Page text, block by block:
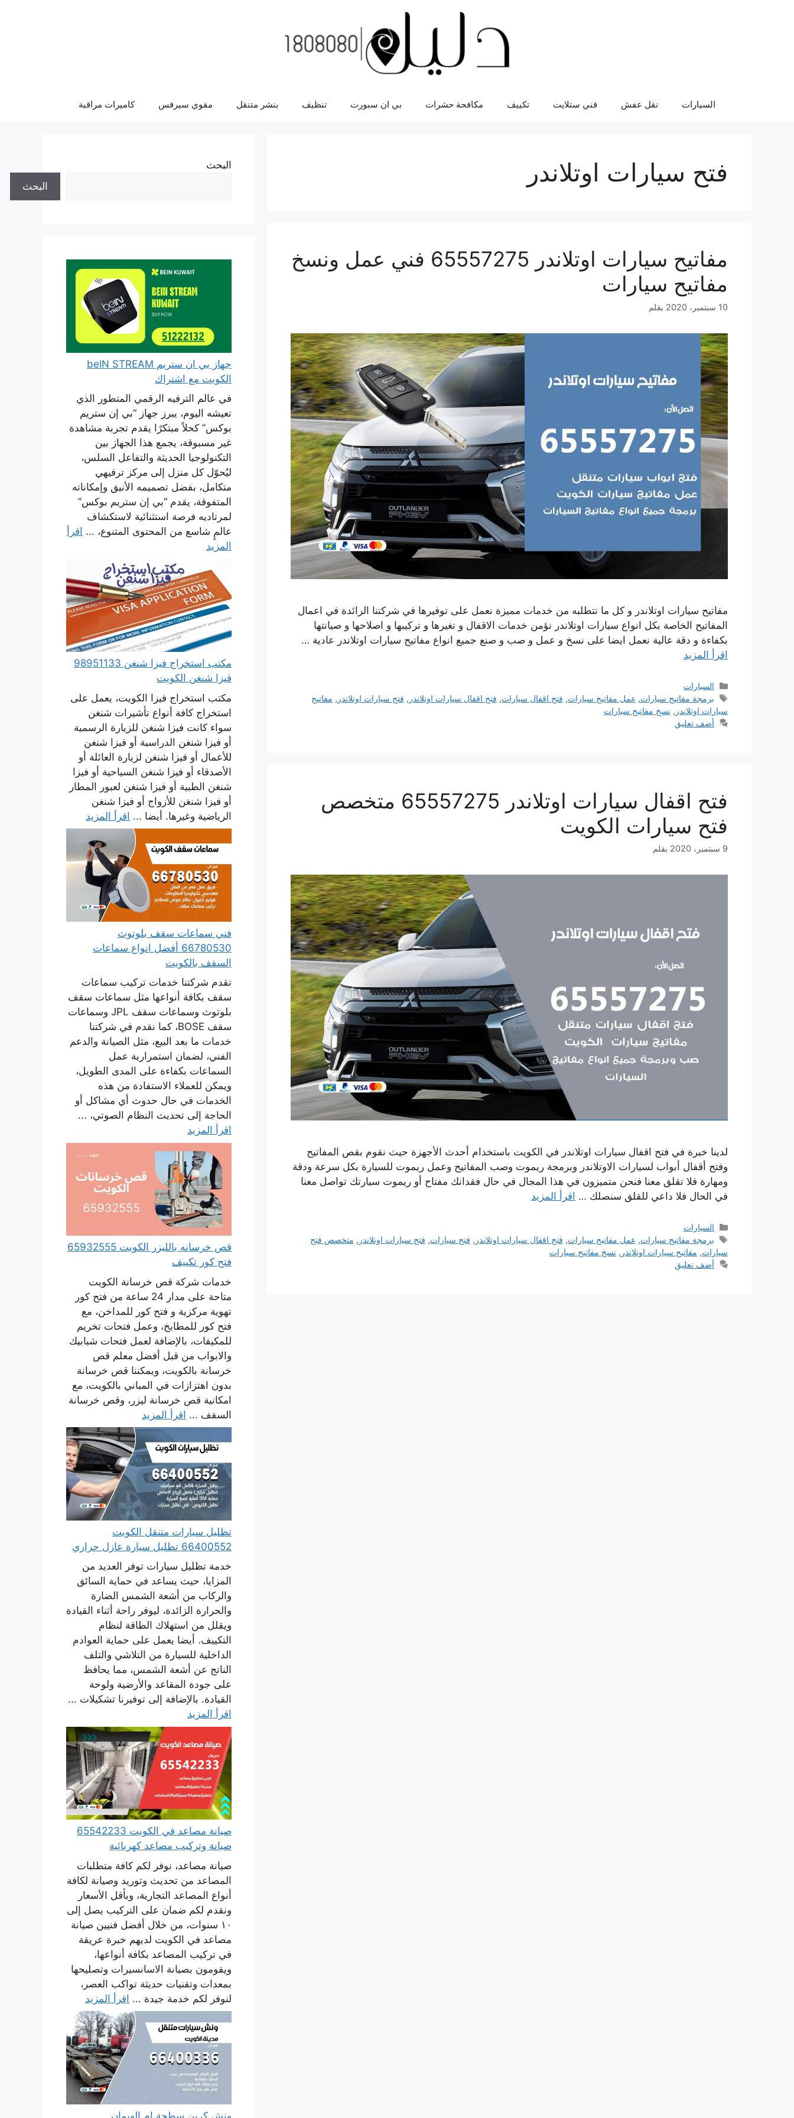
السيارات نقل عفش فني ستلايت تكييف مكافحة حشرات بي ان سبورت تنظيف بنشر متنقل مقوي سيرفس كاميرات مراقبة
فتح سيارات اوتلاندر
مفاتيح سيارات اوتلاندر 65557275 فني عمل ونسخ
مفاتيح سيارات
10 سبتمبر، 2020 بقلم
مفاتيح سيارات اوتلاندر و كل ما تتطلبه من خدمات مميزة نعمل على توفيرها في شركتنا الرائدة في اعمال
المفاتيح الخاصة بكل انواع سيارات اوتلاندر نؤمن خدمات الاقفال و تغيرها و تركيبها و اصلاحها و صيانتها
بكفاءة و دقة عالية نعمل ايضا على نسخ و عمل و صب و صنع جميع انواع مفاتيح سيارات اوتلاندر عادية …
اقرأ المزيد
التصنيفات
السيارات
الوسوم
برمجة مفاتيح سيارات, عمل مفاتيح سيارات, فتح اقفال سيارات, فتح اقفال سيارات اوتلاندر , فتح سيارات اوتلاندر , مفاتيح
سيارات اوتلاندر , نسخ مفاتيح سيارات
أضف تعليق
فتح اقفال سيارات اوتلاندر 65557275 متخصص
فتح سيارات الكويت
9 سبتمبر، 2020 بقلم
لدينا خبرة في فتح اقفال سيارات اوتلاندر في الكويت باستخدام أحدث الأجهزة حيث نقوم بقص المفاتيح
وفتح أقفال أبواب لسيارات الاوتلاندر وبرمجة ريموت وصب المفاتيح وعمل ريموت للسيارة بكل سرعة ودقة
ومهارة فلا تقلق معنا فنحن متميزون في هذا المجال في حال فقدانك مفتاح أو ريموت سيارتك تواصل معنا
في الحال فلا داعي للقلق سنصلك … اقرأ المزيد
التصنيفات
السيارات
الوسوم
برمجة مفاتيح سيارات, عمل مفاتيح سيارات, فتح اقفال سيارات اوتلاندر , فتح سيارات, فتح سيارات اوتلاندر , متخصص فتح
سيارات, مفاتيح سيارات اوتلاندر , نسخ مفاتيح سيارات
أضف تعليق
البحث
البحث
جهاز بي ان ستريم beIN STREAM
الكويت مع اشتراك
في عالم الترفيه الرقمي المتطور الذي
تعيشه اليوم، يبرز جهاز “بي إن ستريم
بوكس” كحلاً مبتكرًا يقدم تجربة مشاهدة
غير مسبوقة، يجمع هذا الجهاز بين
التكنولوجيا الحديثة والتفاعل السلس،
ليُحوّل كل منزل إلى مركز ترفيهي
متكامل، بفضل تصميمه الأنيق وإمكاناته
المتفوقة، يقدم “بي إن ستريم بوكس”
لمرتاديه فرصة استثنائية لاستكشاف
عالمٍ شاسع من المحتوى المتنوع، ... اقرأ
المزيد
مكتب استخراج فيزا شنغن 98951133
فيزا شنغن الكويت
مكتب استخراج فيزا الكويت، يعمل على
استخراج كافة أنواع تأشيرات شنغن
سواء كانت فيزا شنغن للزيارة الرسمية
أو فيزا شنغن الدراسية أو فيزا شنغن
للأعمال أو فيزا شنغن لزيارة العائلة أو
الأصدقاء أو فيزا شنغن السياحية أو فيزا
شنغن الطبية أو فيزا شنغن لعبور المطار
أو فيزا شنغن للأزواج أو فيزا شنغن
الرياضية وغيرها. أيضا ... اقرأ المزيد
فني سماعات سقف بلوتوث
66780530 أفضل انواع سماعات
السقف بالكويت
تقدم شركتنا خدمات تركيب سماعات
سقف بكافة أنواعها مثل سماعات سقف
بلوتوث وسماعات سقف JPL وسماعات
سقف BOSE، كما نقدم في شركتنا
خدمات ما بعد البيع، مثل الصيانة والدعم
الفني، لضمان استمرارية عمل
السماعات بكفاءة على المدى الطويل،
ويمكن للعملاء الاستفادة من هذه
الخدمات في حال حدوث أي مشاكل أو
الحاجة إلى تحديث النظام الصوتي، ...
اقرأ المزيد
قص خرسانه بالليزر الكويت 65932555
فتح كور تكييف
خدمات شركة قص خرسانة الكويت
متاحة على مدار 24 ساعة من فتح كور
تهوية مركزية و فتح كور للمداخن، مع
فتح كور للمطابخ، وعمل فتحات تخريم
للمكيفات، بالإضافة لعمل فتحات شبابيك
والابواب من قبل أفضل معلم قص
خرسانة بالكويت، ويمكننا قص خرسانة
بدون اهتزازات في المباني بالكويت، مع
امكانية قص خرسانة ليزر، وقص خرسانة
السقف ... اقرأ المزيد
تظليل سيارات متنقل الكويت
66400552 تظليل سيارة عازل حراري
خدمة تظليل سيارات توفر العديد من
المزايا، حيث يساعد في حماية السائق
والركاب من أشعة الشمس الضارة
والحرارة الزائدة، ليوفر راحة أثناء القيادة
ويقلل من استهلاك الطاقة لنظام
التكييف. أيضا يعمل على حماية العوادم
الداخلية للسيارة من التلاشي والتلف
الناتج عن أشعة الشمس، مما يحافظ
على جودة المقاعد والأرضية ولوحة
القيادة. بالإضافة إلى توفيرنا تشكيلات ...
اقرأ المزيد
صيانة مصاعد في الكويت 65542233
صيانة وتركيب مصاعد كهربائية
صيانة مصاعد، نوفر لكم كافة متطلبات
المصاعد من تحديث وتوريد وصيانة لكافة
أنواع المصاعد التجارية، وبأقل الأسعار
ونقدم لكم ضمان على التركيب يصل إلى
١٠ سنوات، من خلال أفضل فنيين صيانة
مصاعد في الكويت لديهم خبرة عريقة
في تركيب المصاعد بكافة أنواعها،
ويقومون بصيانة الاسانسيرات وتصليحها
بمعدات وتقنيات حديثة تواكب العصر،
لنوفر لكم خدمة جيدة ... اقرأ المزيد
ونش كرين سطحة ام الهيمان